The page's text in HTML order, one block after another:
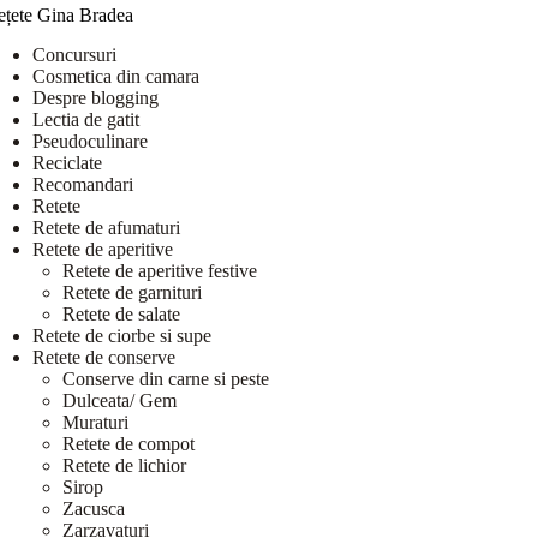
Gina Bradea
Concursuri
Cosmetica din camara
Despre blogging
Lectia de gatit
Pseudoculinare
Reciclate
Recomandari
Retete
Retete de afumaturi
Retete de aperitive
Retete de aperitive festive
Retete de garnituri
Retete de salate
Retete de ciorbe si supe
Retete de conserve
Conserve din carne si peste
Dulceata/ Gem
Muraturi
Retete de compot
Retete de lichior
Sirop
Zacusca
Zarzavaturi